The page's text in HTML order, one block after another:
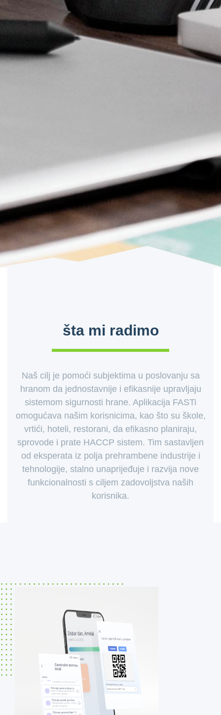
šta mi radimo
Naš cilj je pomoći subjektima u poslovanju sa
hranom da jednostavnije i efikasnije upravljaju
sistemom sigurnosti hrane. Aplikacija FASTi
omogućava našim korisnicima, kao što su škole,
vrtići, hoteli, restorani, da efikasno planiraju,
sprovode i prate HACCP sistem. Tim sastavljen
od eksperata iz polja prehrambene industrije i
tehnologije, stalno unaprijeđuje i razvija nove
funkcionalnosti s ciljem zadovoljstva naših
korisnika.